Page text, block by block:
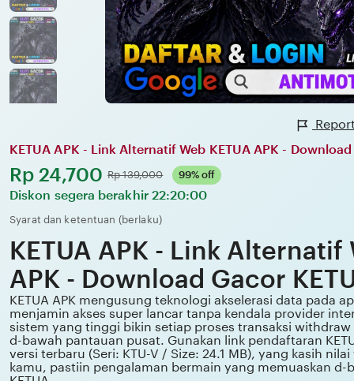
KETUA APK - Link Alternatif Web KETUA APK -
Harga:
Rp 24,700 Normal:
Rp 139,000 99% off
Diskon segera berakhir 22:20:00
Syarat dan ketentuan (berlaku)
KETUA APK - Link Alternatif
APK - Download Gacor
KETUA APK mengusung teknologi akselerasi data pada
menjamin akses super lancar tanpa kendala provider
sistem yang tinggi bikin setiap proses transaksi
d-bawah pantauan pusat. Gunakan link pendaftaran
versi terbaru (Seri: KTU-V / Size: 24.1 MB), yang kasih
kamu, pastiin pengalaman bermain yang memuaskan d-